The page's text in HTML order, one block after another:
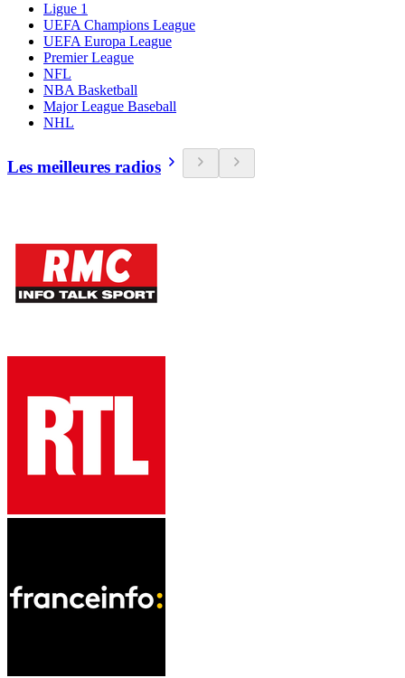
Ligue 1
UEFA Champions League
UEFA Europa League
Premier League
NFL
NBA Basketball
Major League Baseball
NHL
Les meilleures radios